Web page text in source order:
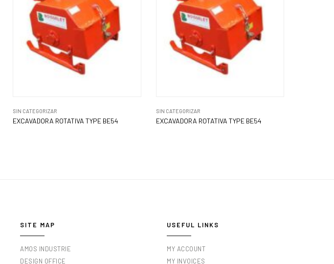
SIN CATEGORIZAR
EXCAVADORA ROTATIVA TYPE BE54
SIN CATEGORIZAR
EXCAVADORA ROTATIVA TYPE BE54
SITE MAP
AMOS INDUSTRIE
DESIGN OFFICE
USEFUL LINKS
MY ACCOUNT
MY INVOICES